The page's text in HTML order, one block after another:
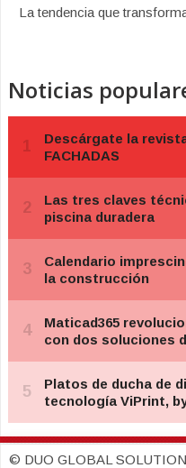
La tendencia que
Noticias
© DUO GLOBAL